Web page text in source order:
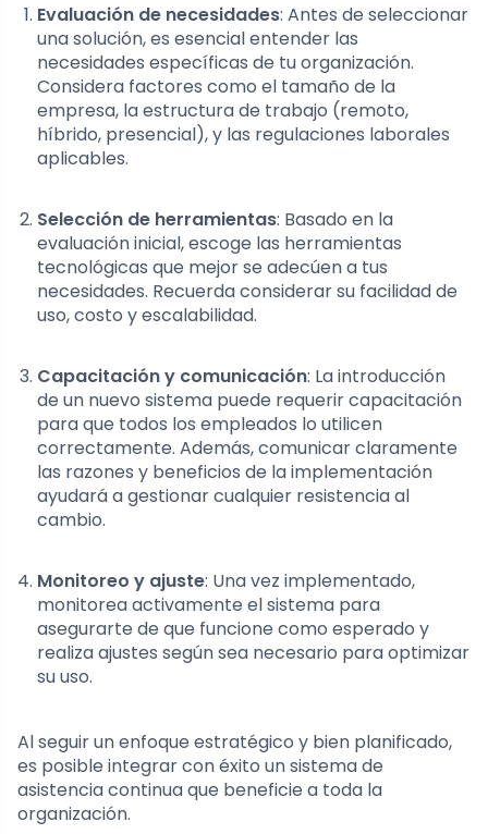
Evaluación de necesidades: Antes de seleccionar
una solución, es esencial entender las
necesidades específicas de tu organización.
Considera factores como el tamaño de la
empresa, la estructura de trabajo (remoto,
híbrido, presencial), y las regulaciones laborales
aplicables.
Selección de herramientas: Basado en la
evaluación inicial, escoge las herramientas
tecnológicas que mejor se adecúen a tus
necesidades. Recuerda considerar su facilidad de
uso, costo y escalabilidad.
Capacitación y comunicación: La introducción
de un nuevo sistema puede requerir capacitación
para que todos los empleados lo utilicen
correctamente. Además, comunicar claramente
las razones y beneficios de la implementación
ayudará a gestionar cualquier resistencia al
cambio.
Monitoreo y ajuste: Una vez implementado,
monitorea activamente el sistema para
asegurarte de que funcione como esperado y
realiza ajustes según sea necesario para optimizar
su uso.
Al seguir un enfoque estratégico y bien planificado,
es posible integrar con éxito un sistema de
asistencia continua que beneficie a toda la
organización.